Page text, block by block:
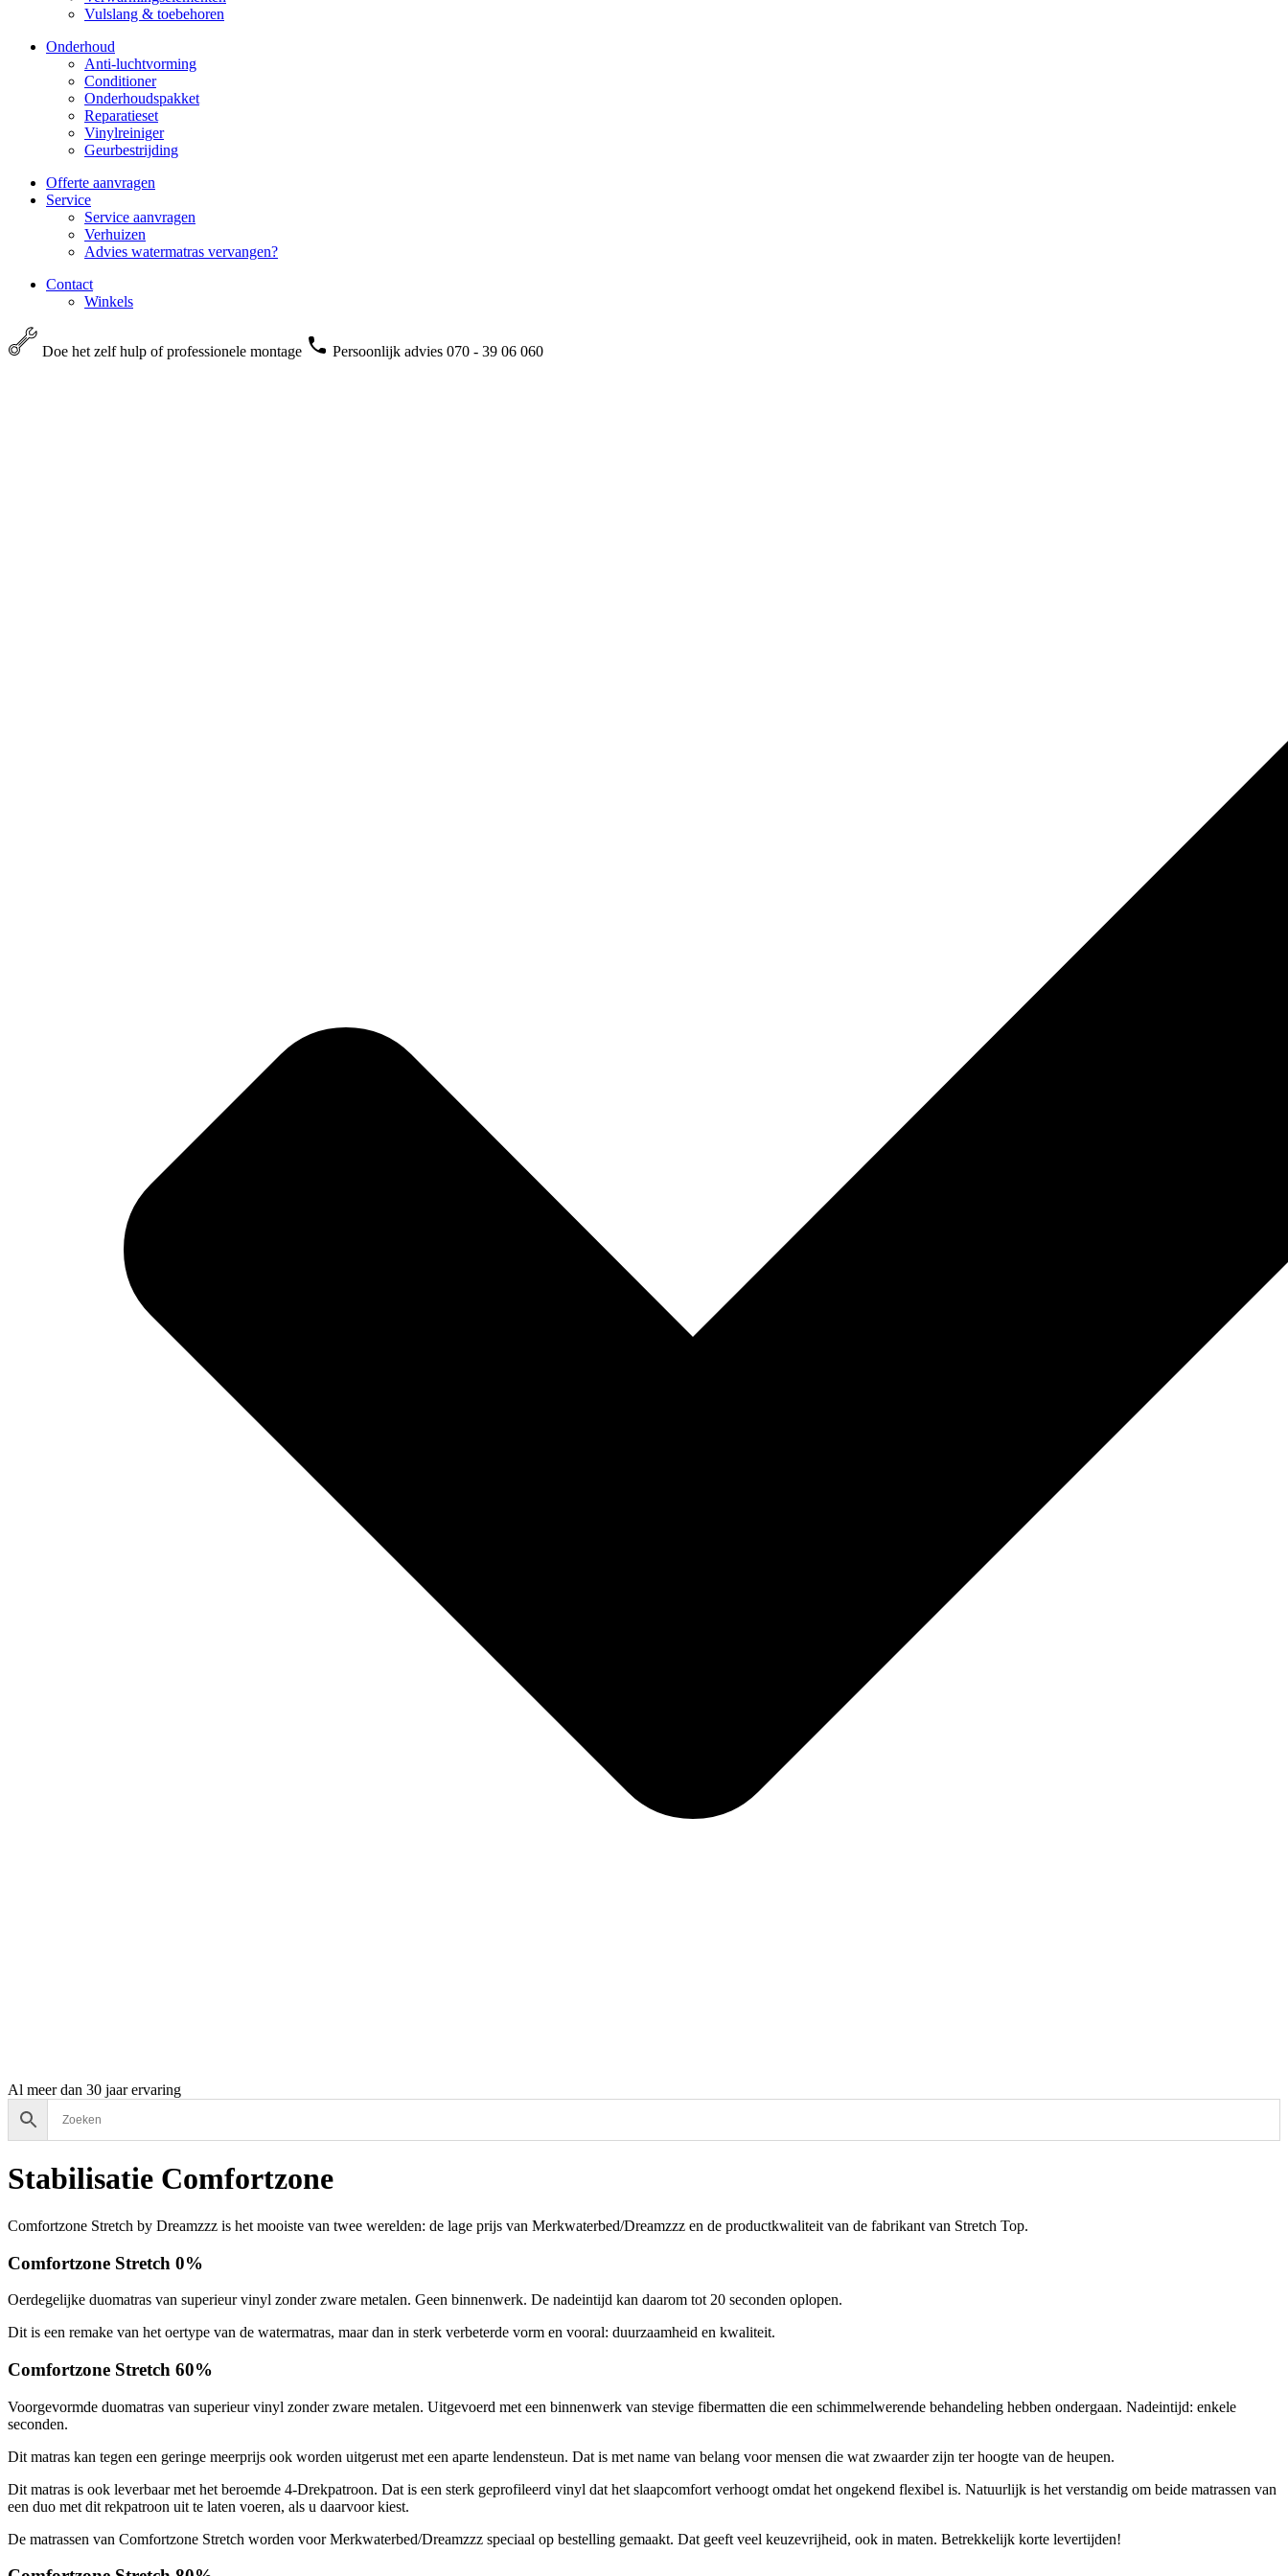
Vulslang & toebehoren
Onderhoud
Anti-luchtvorming
Conditioner
Onderhoudspakket
Reparatieset
Vinylreiniger
Geurbestrijding
Offerte aanvragen
Service
Service aanvragen
Verhuizen
Advies watermatras vervangen?
Contact
Winkels
Doe het zelf hulp of professionele montage Persoonlijk advies 070 - 39 06 060
Al meer dan 30 jaar ervaring
Stabilisatie Comfortzone
Comfortzone Stretch by Dreamzzz is het mooiste van twee werelden: de lage prijs van Merkwaterbed/Dreamzzz en de productkwaliteit van de fabrikant van Stretch Top.
Comfortzone Stretch 0%
Oerdegelijke duomatras van superieur vinyl zonder zware metalen. Geen binnenwerk. De nadeintijd kan daarom tot 20 seconden oplopen.
Dit is een remake van het oertype van de watermatras, maar dan in sterk verbeterde vorm en vooral: duurzaamheid en kwaliteit.
Comfortzone Stretch 60%
Voorgevormde duomatras van superieur vinyl zonder zware metalen. Uitgevoerd met een binnenwerk van stevige fibermatten die een schimmelwerende behandeling hebben ondergaan. Nadeintijd: enkele
seconden.
Dit matras kan tegen een geringe meerprijs ook worden uitgerust met een aparte lendensteun. Dat is met name van belang voor mensen die wat zwaarder zijn ter hoogte van de heupen.
Dit matras is ook leverbaar met het beroemde 4-Drekpatroon. Dat is een sterk geprofileerd vinyl dat het slaapcomfort verhoogt omdat het ongekend flexibel is. Natuurlijk is het verstandig om beide matrassen van
een duo met dit rekpatroon uit te laten voeren, als u daarvoor kiest.
De matrassen van Comfortzone Stretch worden voor Merkwaterbed/Dreamzzz speciaal op bestelling gemaakt. Dat geeft veel keuzevrijheid, ook in maten. Betrekkelijk korte levertijden!